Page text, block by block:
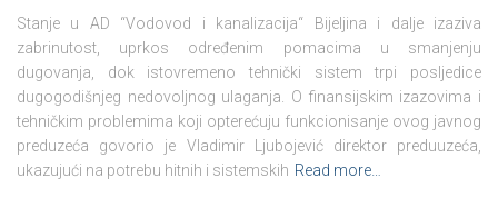
Stanje u AD “Vodovod i kanalizacija“ Bijeljina i dalje izaziva
zabrinutost, uprkos određenim pomacima u smanjenju
dugovanja, dok istovremeno tehnički sistem trpi posljedice
dugogodišnjeg nedovoljnog ulaganja. O finansijskim izazovima i
tehničkim problemima koji opterećuju funkcionisanje ovog javnog
preduzeća govorio je Vladimir Ljubojević direktor preduuzeća,
ukazujući na potrebu hitnih i sistemskih Read more…